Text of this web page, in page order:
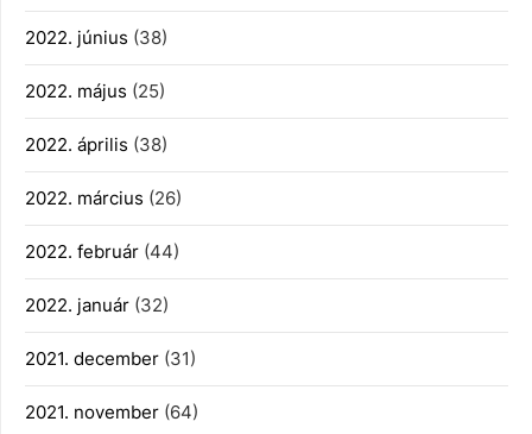
2022. június (38)
2022. május (25)
2022. április (38)
2022. március (26)
2022. február (44)
2022. január (32)
2021. december (31)
2021. november (64)